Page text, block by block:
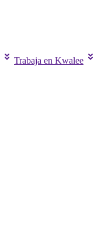
Trabaja en Kwalee